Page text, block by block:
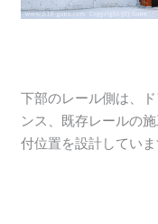
下部のレール側は、
ンス、既存レールの
付位置を設計していま